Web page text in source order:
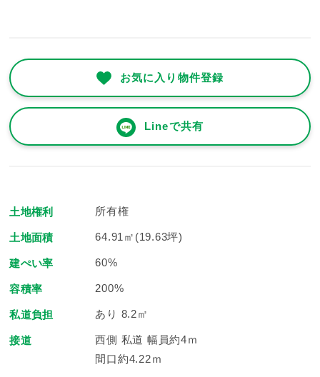
お気に入り物件登録
Lineで共有
土地権利 所有権
土地面積 64.91㎡(19.63坪)
建ぺい率 60%
容積率 200%
私道負担 あり 8.2㎡
接道
西側 私道 幅員約4ｍ
間口約4.22ｍ